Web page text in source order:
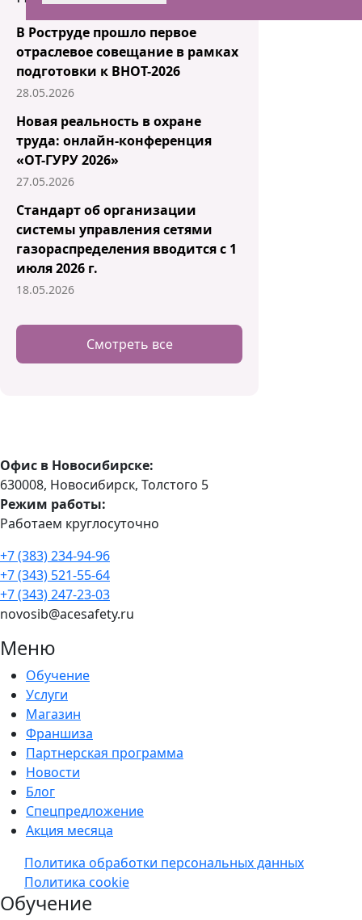
В Роструде прошло первое
отраслевое совещание в рамках
подготовки к ВНОТ-2026
28.05.2026
Новая реальность в охране
труда: онлайн-конференция
«ОТ-ГУРУ 2026»
27.05.2026
Стандарт об организации
системы управления сетями
газораспределения вводится с 1
июля 2026 г.
18.05.2026
Смотреть все
Офис в Новосибирске:
630008, Новосибирск, Толстого 5
Режим работы:
Работаем круглосуточно
+7 (383) 234-94-96
+7 (343) 521-55-64
+7 (343) 247-23-03
novosib@acesafety.ru
Меню
Обучение
Услуги
Магазин
Франшиза
Партнерская программа
Новости
Блог
Спецпредложение
Акция месяца
Политика обработки персональных данных
Политика cookie
Обучение